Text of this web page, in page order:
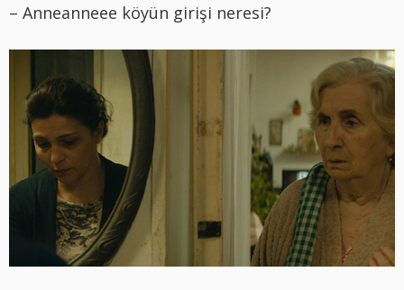
– Anneanneee köyün girişi neresi?